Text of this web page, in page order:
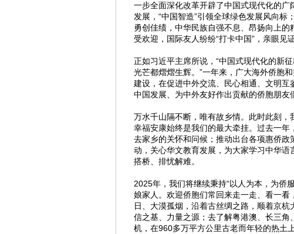
一步全面深化改革开辟了中国式现代化的
发展，“中国智造”引领全球绿色发展风向标
勇创佳绩，中华民族自强不息、昂扬向上的
受欢迎，国际友人纷纷“打卡中国”，亲眼见
正如习近平主席所说，“中国式现代化的新
光芒都熠熠生辉。”一年来，广大海外侨胞
建设，在促进中外交流、民心相通、文明
中国发展、为中外友好作出贡献的侨胞朋友
万水千山隔不断，唯有故乡情。此时此刻
幸福安康始终是我们的最大牵挂。过去一
去家乡的关怀和问候；推动出台各项惠侨
动，关心华文教育发展，为大家学习中华
搭桥、排忧解难。
2025年，我们将继续秉持“以人为本，为侨
娘家人。欢迎侨胞们常回来走一走、看一
日、大漠孤烟，沿着古丝绸之路，顺着京
信之基、力量之源；去了解粤港澳、长三
机，在960多万平方公里古老而年轻的热土